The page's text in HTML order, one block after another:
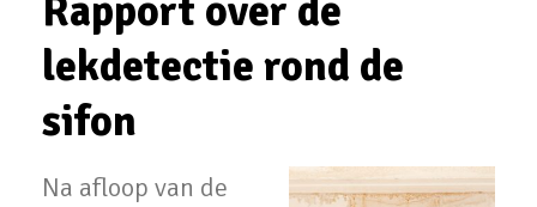
Rapport over de
lekdetectie rond de
sifon
Na afloop van de